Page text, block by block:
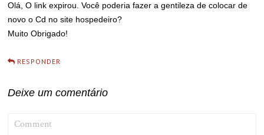
Olá, O link expirou. Você poderia fazer a gentileza de colocar de
novo o Cd no site hospedeiro?
Muito Obrigado!
RESPONDER
Deixe um comentário